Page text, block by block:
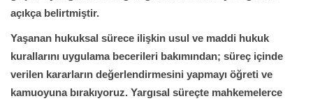
açıkça belirtmiştir.
Yaşanan hukuksal sürece ilişkin usul ve maddi hukuk
kurallarını uygulama becerileri bakımından; süreç içinde
verilen kararların değerlendirmesini yapmayı öğreti ve
kamuoyuna bırakıyoruz. Yargısal süreçte mahkemelerce